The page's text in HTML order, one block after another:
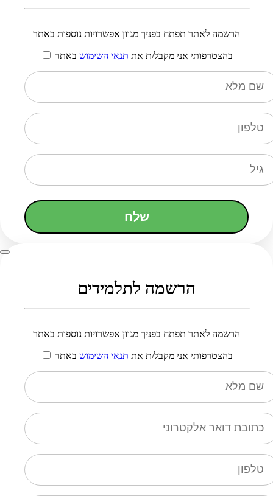
הרשמה לאתר תפתח בפניך מגוון אפשרויות נוספות באתר
בהצטרפותי אני מקבל/ת את תנאי השימוש באתר
שלח
הרשמה לתלמידים
הרשמה לאתר תפתח בפניך מגוון אפשרויות נוספות באתר
בהצטרפותי אני מקבל/ת את תנאי השימוש באתר